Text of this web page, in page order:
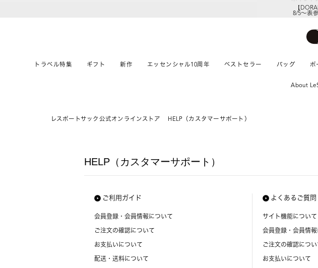
【
8/5～表
トラベル特集 ギフト 新作 エッセンシャル10周年 ベストセラー バッグ ポ
About
レスポートサック公式オンラインストア HELP（カスタマーサポート）
HELP（カスタマーサポート）
ご利用ガイド
会員登録・会員情報について
ご注文の確認について
お支払いについて
配送・送料について
よくあるご質問
サイト機能について
会員登録・会員情
ご注文の確認につい
お支払いについて